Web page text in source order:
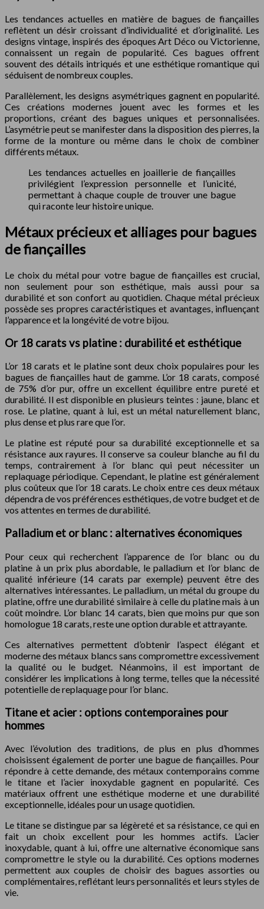
Les tendances actuelles en matière de bagues de fiançailles
reflètent un désir croissant d’individualité et d’originalité. Les
designs vintage, inspirés des époques Art Déco ou Victorienne,
connaissent un regain de popularité. Ces bagues offrent
souvent des détails intriqués et une esthétique romantique qui
séduisent de nombreux couples.
Parallèlement, les designs asymétriques gagnent en popularité.
Ces créations modernes jouent avec les formes et les
proportions, créant des bagues uniques et personnalisées.
L’asymétrie peut se manifester dans la disposition des pierres, la
forme de la monture ou même dans le choix de combiner
différents métaux.
Les tendances actuelles en joaillerie de fiançailles
privilégient l’expression personnelle et l’unicité,
permettant à chaque couple de trouver une bague
qui raconte leur histoire unique.
Métaux précieux et alliages pour bagues
de fiançailles
Le choix du métal pour votre bague de fiançailles est crucial,
non seulement pour son esthétique, mais aussi pour sa
durabilité et son confort au quotidien. Chaque métal précieux
possède ses propres caractéristiques et avantages, influençant
l’apparence et la longévité de votre bijou.
Or 18 carats vs platine : durabilité et esthétique
L’or 18 carats et le platine sont deux choix populaires pour les
bagues de fiançailles haut de gamme. L’or 18 carats, composé
de 75% d’or pur, offre un excellent équilibre entre pureté et
durabilité. Il est disponible en plusieurs teintes : jaune, blanc et
rose. Le platine, quant à lui, est un métal naturellement blanc,
plus dense et plus rare que l’or.
Le platine est réputé pour sa durabilité exceptionnelle et sa
résistance aux rayures. Il conserve sa couleur blanche au fil du
temps, contrairement à l’or blanc qui peut nécessiter un
replaquage périodique. Cependant, le platine est généralement
plus coûteux que l’or 18 carats. Le choix entre ces deux métaux
dépendra de vos préférences esthétiques, de votre budget et de
vos attentes en termes de durabilité.
Palladium et or blanc : alternatives économiques
Pour ceux qui recherchent l’apparence de l’or blanc ou du
platine à un prix plus abordable, le palladium et l’or blanc de
qualité inférieure (14 carats par exemple) peuvent être des
alternatives intéressantes. Le palladium, un métal du groupe du
platine, offre une durabilité similaire à celle du platine mais à un
coût moindre. L’or blanc 14 carats, bien que moins pur que son
homologue 18 carats, reste une option durable et attrayante.
Ces alternatives permettent d’obtenir l’aspect élégant et
moderne des métaux blancs sans compromettre excessivement
la qualité ou le budget. Néanmoins, il est important de
considérer les implications à long terme, telles que la nécessité
potentielle de replaquage pour l’or blanc.
Titane et acier : options contemporaines pour
hommes
Avec l’évolution des traditions, de plus en plus d’hommes
choisissent également de porter une bague de fiançailles. Pour
répondre à cette demande, des métaux contemporains comme
le titane et l’acier inoxydable gagnent en popularité. Ces
matériaux offrent une esthétique moderne et une durabilité
exceptionnelle, idéales pour un usage quotidien.
Le titane se distingue par sa légèreté et sa résistance, ce qui en
fait un choix excellent pour les hommes actifs. L’acier
inoxydable, quant à lui, offre une alternative économique sans
compromettre le style ou la durabilité. Ces options modernes
permettent aux couples de choisir des bagues assorties ou
complémentaires, reflétant leurs personnalités et leurs styles de
vie.